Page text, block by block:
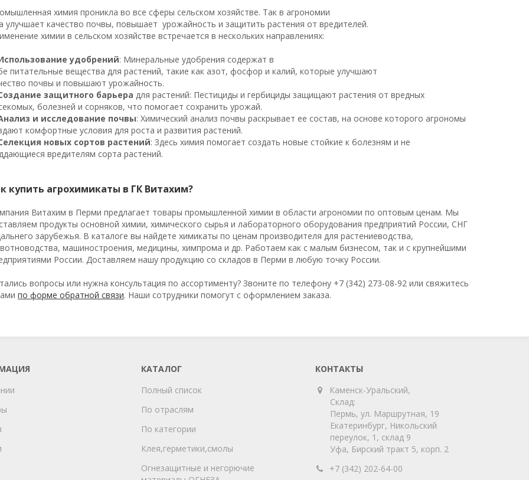
химия проникла во все сферы сельском хозяйстве. Так в агрономии
улучшает качество почвы, повышает урожайность и защитить растения от вредителей.
химии в сельском хозяйстве встречается в нескольких направлениях:
удобрений: Минеральные удобрения содержат в
питательные вещества для растений, такие как азот, фосфор и калий, которые улучшают
почвы и повышают урожайность.
защитного барьера для растений: Пестициды и гербициды защищают растения от вредных
болезней и сорняков, что помогает сохранить урожай.
и исследование почвы: Химический анализ почвы раскрывает ее состав, на основе которого агрономы
комфортные условия для роста и развития растений.
новых сортов растений: Здесь химия помогает создать новые стойкие к болезням и не
вредителям сорта растений.
купить агрохимикаты в ГК Витахим?
Витахим в Перми предлагает товары промышленной химии в области агрономии по оптовым ценам. Мы
продукты основной химии, химического сырья и лабораторного оборудования предприятий России, СНГ
зарубежья. В каталоге вы найдете химикаты по ценам производителя для растениеводства,
машиностроения, медицины, химпрома и др. Работаем как с малым бизнесом, так и с крупнейшими
России. Доставляем нашу продукцию со складов в Перми в любую точку России.
вопросы или нужна консультация по ассортименту? Звоните по телефону +7 (342) 273-08-92 или свяжитесь
по форме обратной связи. Наши сотрудники помогут с оформлением заказа.
КАТАЛОГ
Полный список
По отраслям
По категории
Клея,герметики,смолы
Огнезащитные и негорючие
КОНТАКТЫ
Каменск-Уральский,
Склад:
Пермь, ул. Маршрутная, 19
Екатеринбург, Никольский
переулок, 1, склад 9
Уфа, Бирский тракт 5, корп. 2
+7 (342) 202-64-00